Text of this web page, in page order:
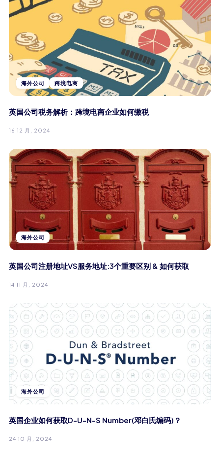
海外公司 跨境电商
英国公司税务解析：跨境电商企业如何缴税
16 12 月, 2024
海外公司
英国公司注册地址VS服务地址:3个重要区别 & 如何获取
14 11 月, 2024
海外公司
英国企业如何获取D-U-N-S Number(邓白氏编码)？
24 10 月, 2024